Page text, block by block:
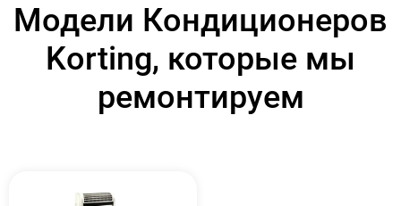
Модели Кондиционеров
Korting, которые мы
ремонтируем